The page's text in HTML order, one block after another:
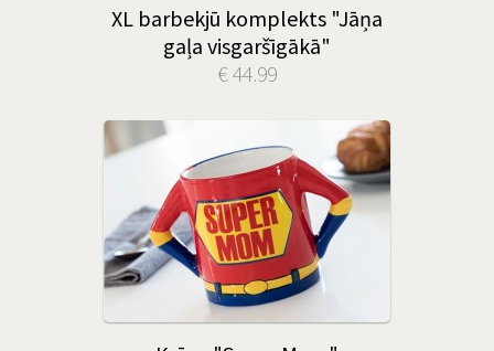
XL barbekjū komplekts "Jāņa
gaļa visgaršīgākā"
€ 44.99